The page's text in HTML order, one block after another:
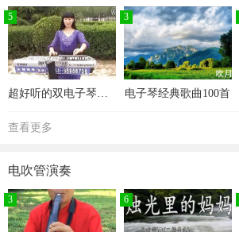
5 3
电子琴经典歌曲100首
查看更多
电吹管演奏
3 6